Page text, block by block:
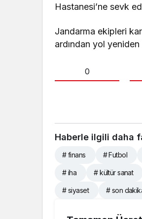
Hastanesi’ne sevk
Jandarma ekipleri
ardından yol yeniden
0
Haberle ilgili daha
# finans # Futbol
# iha # kültür sanat
# siyaset # son